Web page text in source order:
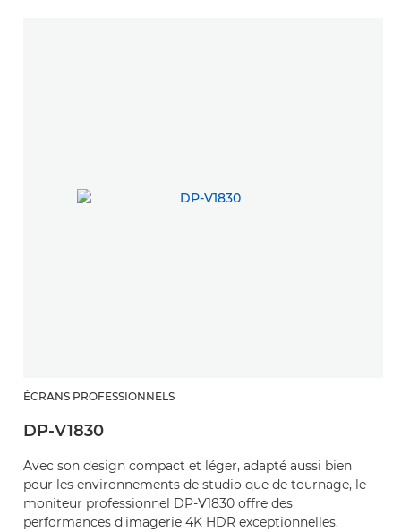
ÉCRANS PROFESSIONNELS
DP-V1830
Avec son design compact et léger, adapté aussi bien
pour les environnements de studio que de tournage, le
moniteur professionnel DP-V1830 offre des
performances d'imagerie 4K HDR exceptionnelles.